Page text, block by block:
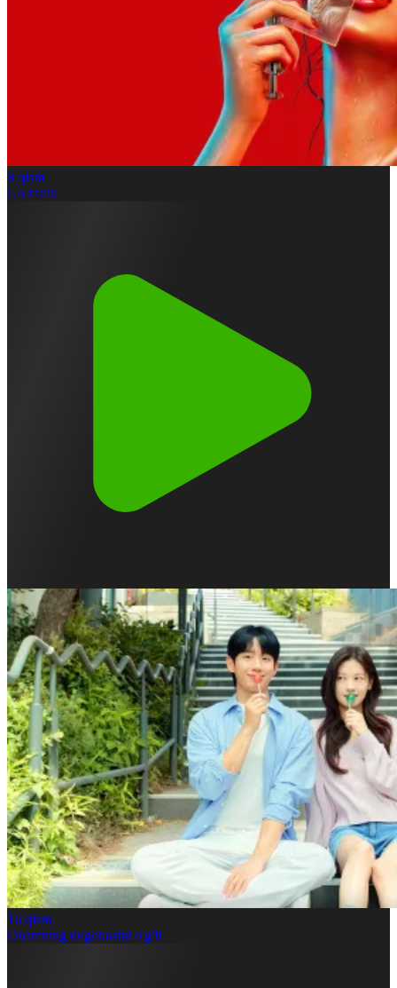
8 qism
Go'zallik
16 qism
Onamning dugonasini o'g'li